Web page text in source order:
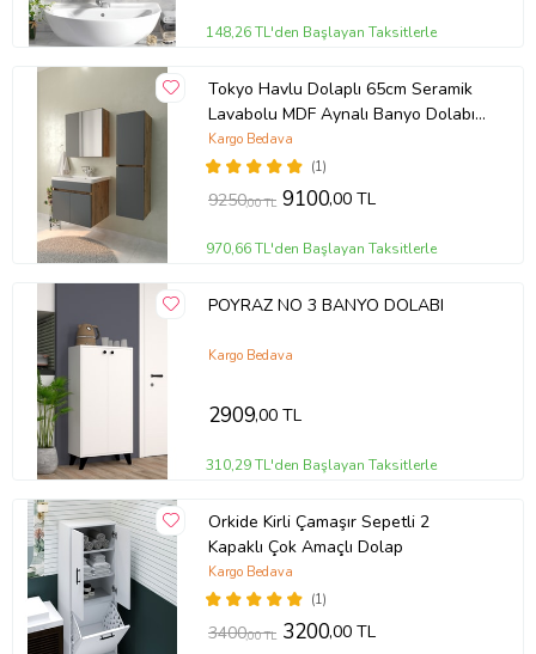
148,26 TL'den Başlayan Taksitlerle
Tokyo Havlu Dolaplı 65cm Seramik
Lavabolu MDF Aynalı Banyo Dolabı-
Atlantik çam&antrasit gri (Atlantik
Çam-Antrasit)(1)
Kargo Bedava
9250,00 TL 9100,00 TL
970,66 TL'den Başlayan Taksitlerle
POYRAZ NO 3 BANYO DOLABI
Kargo Bedava
2909,00 TL
310,29 TL'den Başlayan Taksitlerle
Orkide Kirli Çamaşır Sepetli 2
Kapaklı Çok Amaçlı Dolap
(1)
Kargo Bedava
3400,00 TL 3200,00 TL